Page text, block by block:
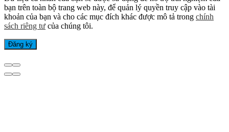
bạn trên toàn bộ trang web này, để quản lý quyền truy cập vào tài
khoản của bạn và cho các mục đích khác được mô tả trong chính
sách riêng tư của chúng tôi.
Đăng ký